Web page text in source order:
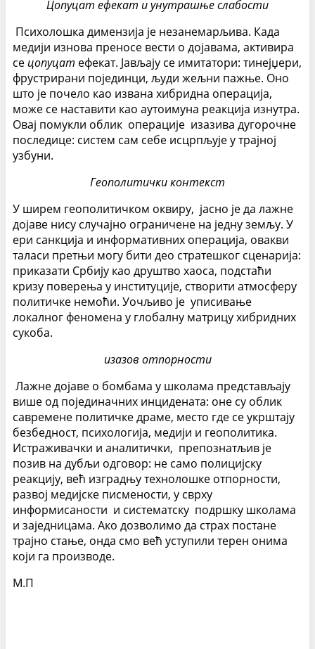
Цопyцат ефекат и унутрашње слабости
Психолошка димензија је незанемарљива. Када
медији изнова преносе вести о дојавама, активира
се цопyцат ефекат. Јављају се имитатори: тинејџери,
фрустрирани појединци, људи жељни пажње. Оно
што је почело као извана хибридна операција,
може се наставити као аутоимуна реакција изнутра.
Овај помукли облик операције изазива дугорочне
последице: систем сам себе исцрпљује у трајној
узбуни.
Геополитички контекст
У ширем геополитичком оквиру, јасно је да лажне
дојаве нису случајно ограничене на једну земљу. У
ери санкција и информативних операција, овакви
таласи претњи могу бити део стратешког сценарија:
приказати Србију као друштво хаоса, подстаћи
кризу поверења у институције, створити атмосферу
политичке немоћи. Уочљиво је уписивање
локалног феномена у глобалну матрицу хибридних
сукоба.
изазов отпорности
Лажне дојаве о бомбама у школама представљају
више од појединачних инцидената: оне су облик
савремене политичке драме, место где се укрштају
безбедност, психологија, медији и геополитика.
Истраживачки и аналитички, препознатљив је
позив на дубљи одговор: не само полицијску
реакцију, већ изградњу технолошке отпорности,
развој медијске писмености, у сврху
информисаности и систематску подршку школама
и заједницама. Ако дозволимо да страх постане
трајно стање, онда смо већ уступили терен онима
који га производе.
М.П